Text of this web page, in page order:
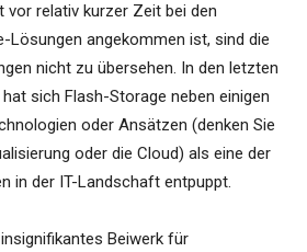
vor relativ kurzer Zeit bei den
Lösungen angekommen ist, sind die
nicht zu übersehen. In den letzten
sich Flash-Storage neben einigen
oder Ansätzen (denken Sie
oder die Cloud) als eine der
in der IT-Landschaft entpuppt.
Beiwerk für